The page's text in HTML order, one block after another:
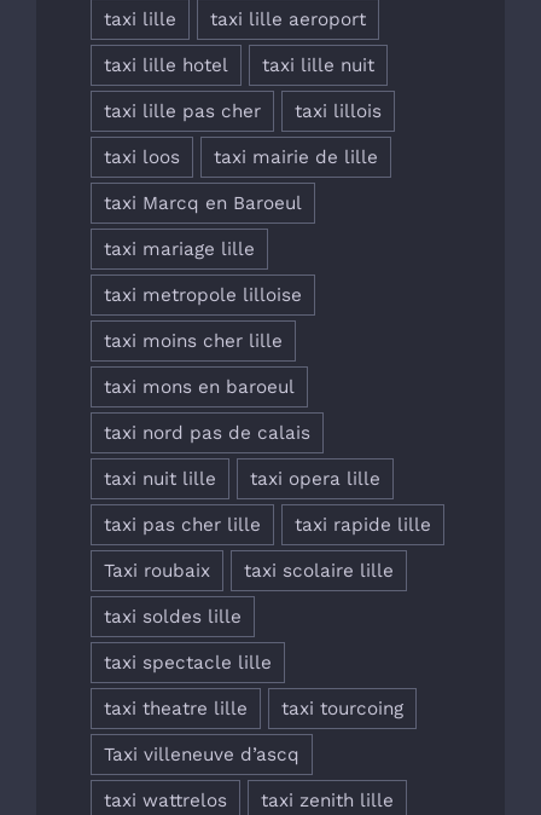
taxi lille taxi lille aeroport
taxi lille hotel taxi lille nuit
taxi lille pas cher taxi lillois
taxi loos taxi mairie de lille
taxi Marcq en Baroeul
taxi mariage lille
taxi metropole lilloise
taxi moins cher lille
taxi mons en baroeul
taxi nord pas de calais
taxi nuit lille taxi opera lille
taxi pas cher lille taxi rapide lille
Taxi roubaix taxi scolaire lille
taxi soldes lille
taxi spectacle lille
taxi theatre lille taxi tourcoing
Taxi villeneuve d’ascq
taxi wattrelos taxi zenith lille